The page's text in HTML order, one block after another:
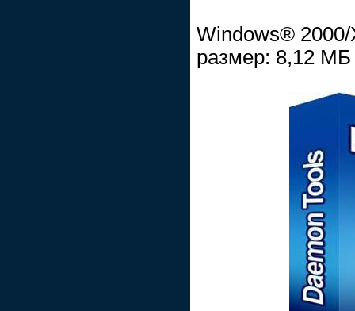
Windows® 2000/
размер: 8,12 МБ